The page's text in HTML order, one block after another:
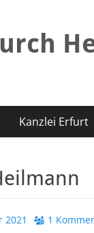
Kanzlei Erfurt
2021 1